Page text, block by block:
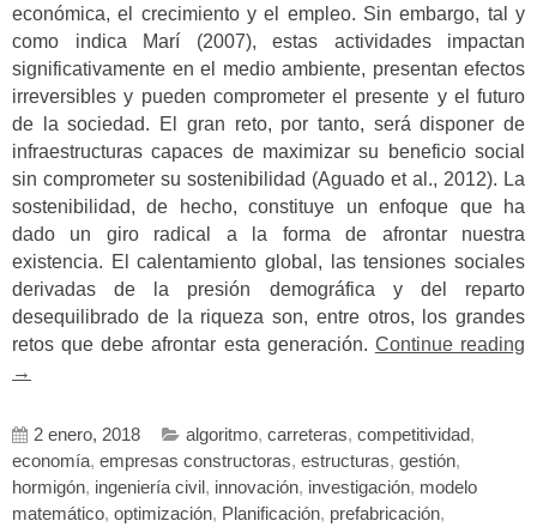
económica, el crecimiento y el empleo. Sin embargo, tal y
como indica Marí (2007), estas actividades impactan
significativamente en el medio ambiente, presentan efectos
irreversibles y pueden comprometer el presente y el futuro
de la sociedad. El gran reto, por tanto, será disponer de
infraestructuras capaces de maximizar su beneficio social
sin comprometer su sostenibilidad (Aguado et al., 2012). La
sostenibilidad, de hecho, constituye un enfoque que ha
dado un giro radical a la forma de afrontar nuestra
existencia. El calentamiento global, las tensiones sociales
derivadas de la presión demográfica y del reparto
desequilibrado de la riqueza son, entre otros, los grandes
retos que debe afrontar esta generación. Continue reading
→
2 enero, 2018 algoritmo, carreteras, competitividad,
economía, empresas constructoras, estructuras, gestión,
hormigón, ingeniería civil , innovación, investigación, modelo
matemático, optimización, Planificación, prefabricación,